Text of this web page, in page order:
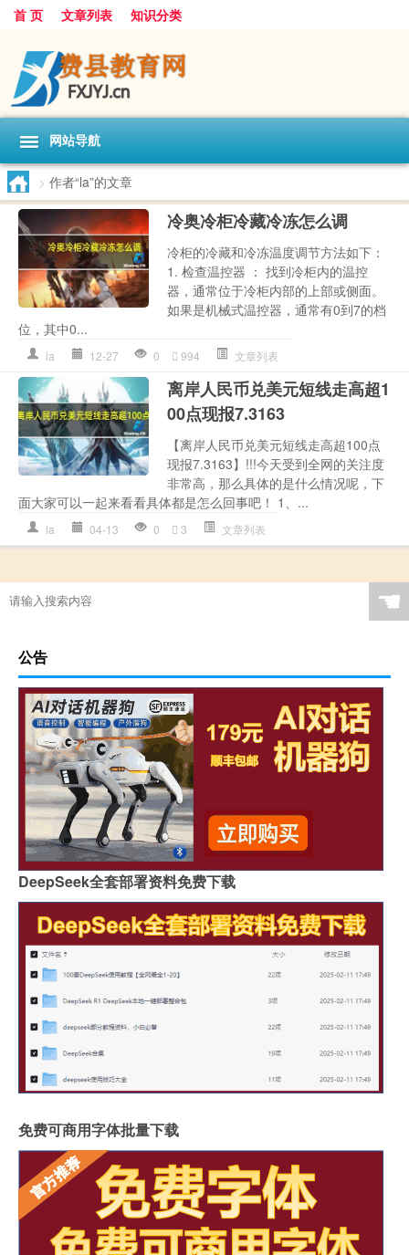
首 页 文章列表 知识分类
网站导航
> 作者“la”的文章
冷奥冷柜冷藏冷冻怎么调
冷柜的冷藏和冷冻温度调节方法如下：
1. 检查温控器 ： 找到冷柜内的温控
器，通常位于冷柜内部的上部或侧面。
如果是机械式温控器，通常有0到7的档
位，其中0...
la 12-27 0 994 文章列表
离岸人民币兑美元短线走高超1
00点现报7.3163
【离岸人民币兑美元短线走高超100点
现报7.3163】!!!今天受到全网的关注度
非常高，那么具体的是什么情况呢，下
面大家可以一起来看看具体都是怎么回事吧！ 1、...
la 04-13 0 3 文章列表
☚
公告
DeepSeek全套部署资料免费下载
免费可商用字体批量下载